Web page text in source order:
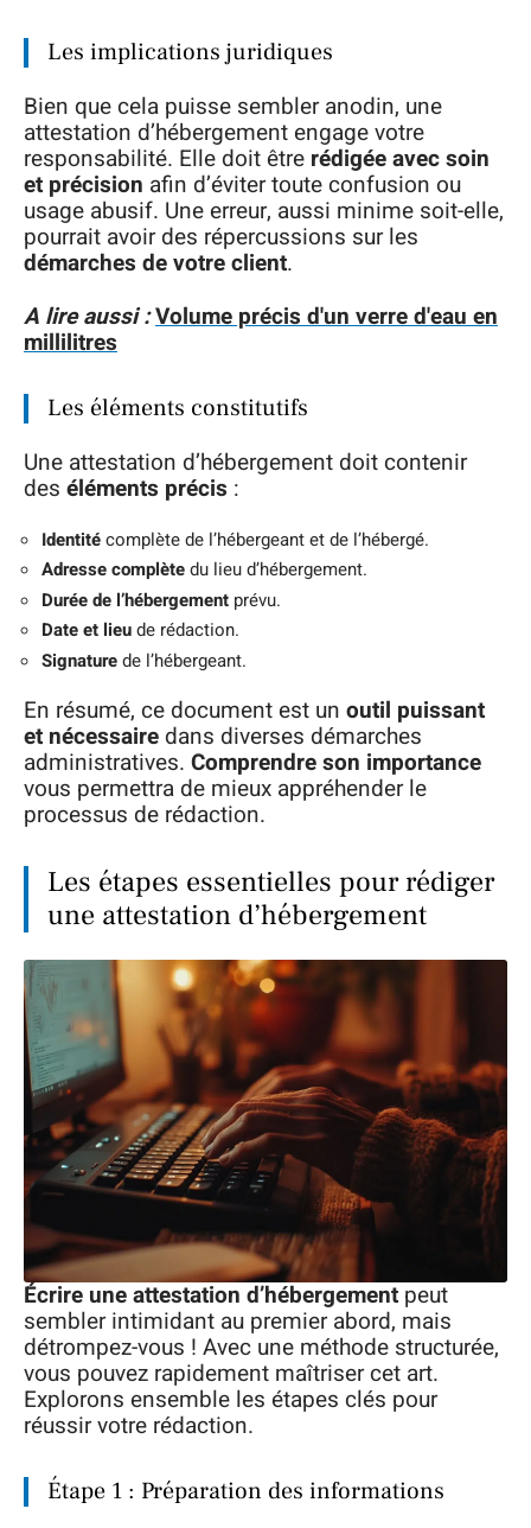
Les implications juridiques
Bien que cela puisse sembler anodin, une
attestation d’hébergement engage votre
responsabilité. Elle doit être rédigée avec soin
et précision afin d’éviter toute confusion ou
usage abusif. Une erreur, aussi minime soit-elle,
pourrait avoir des répercussions sur les
démarches de votre client.
A lire aussi :Volume précis d'un verre d'eau en
millilitres
Les éléments constitutifs
Une attestation d’hébergement doit contenir
des éléments précis :
Identitécomplète de l’hébergeant et de l’hébergé.
Adresse complètedu lieu d’hébergement.
Durée de l’hébergement prévu.
Date et lieude rédaction.
Signaturede l’hébergeant.
En résumé, ce document est un outil puissant
et nécessaire dans diverses démarches
administratives. Comprendre son importance
vous permettra de mieux appréhender le
processus de rédaction.
Les étapes essentielles pour rédiger
une attestation d’hébergement
Écrire une attestation d’hébergement peut
sembler intimidant au premier abord, mais
détrompez-vous ! Avec une méthode structurée,
vous pouvez rapidement maîtriser cet art.
Explorons ensemble les étapes clés pour
réussir votre rédaction.
Étape 1 : Préparation des informations